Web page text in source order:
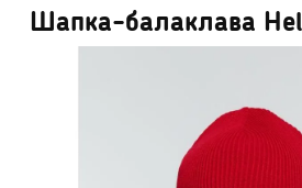
Шапка-балаклава